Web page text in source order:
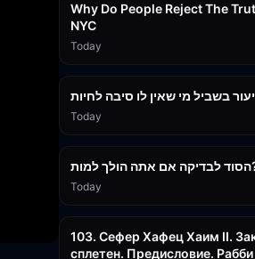
Why Do People Reject The
NYC
Today
בשביל מי שאין לו סיבה לחיות
Today
למות?
Today
103. Сефер Хафец Хаим II.
сплетен. Предисловие.